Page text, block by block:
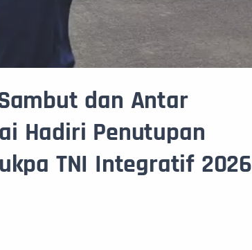
dan Antar
Hadiri Penutupan
TNI Integratif 2026